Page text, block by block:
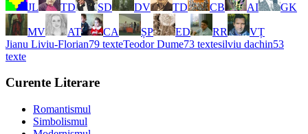
JL TD SD DV TD CB AI GK
MV AT CA ȘP ED RR
VȚ
Jianu Liviu-Florian79 texteTeodor Dume73 textesilviu dachin53
texte
Curente Literare
Romantismul
Simbolismul